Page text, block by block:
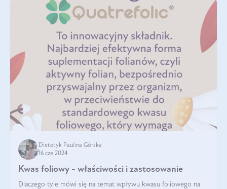
Dietetyk Paulina Górska
16 cze 2024
Kwas foliowy - właściwości i zastosowanie
Dlaczego tyle mówi się na temat wpływu kwasu foliowego na